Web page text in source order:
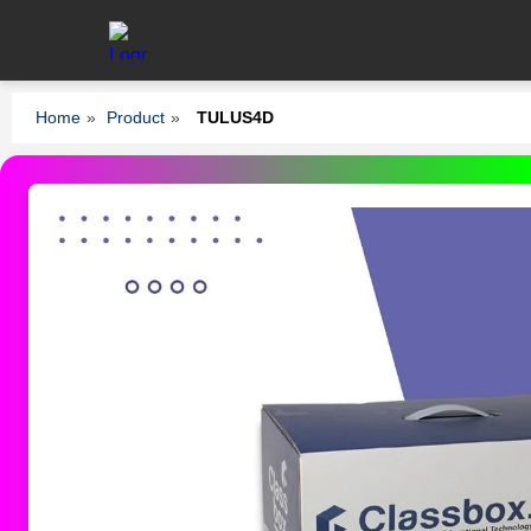
Home » Product » TULUS4D